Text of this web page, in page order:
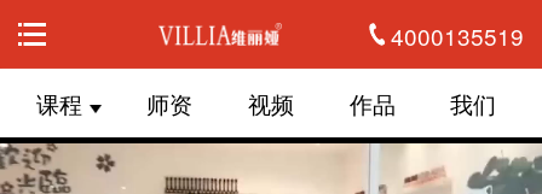
4000135519
课程 师资 视频 作品 我们